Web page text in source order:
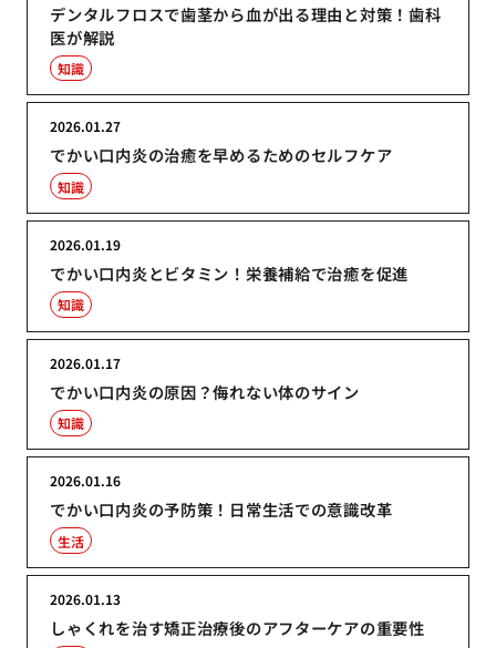
デンタルフロスで歯茎から血が出る理由と対策！歯科
医が解説
知識
でかい口内炎の治癒を早めるためのセルフケア
2026.01.27
知識
でかい口内炎とビタミン！栄養補給で治癒を促進
2026.01.19
知識
でかい口内炎の原因？侮れない体のサイン
2026.01.17
知識
でかい口内炎の予防策！日常生活での意識改革
2026.01.16
生活
しゃくれを治す矯正治療後のアフターケアの重要性
2026.01.13